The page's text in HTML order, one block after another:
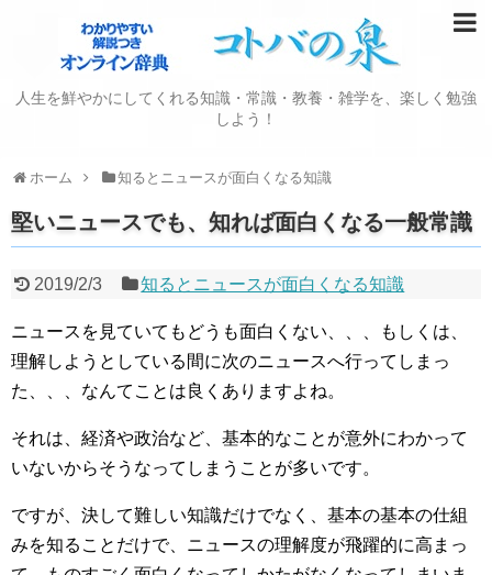
人生を鮮やかにしてくれる知識・常識・教養・雑学を、楽しく勉強
しよう！
ホーム 知るとニュースが面白くなる知識
堅いニュースでも、知れば面白くなる一般常識
2019/2/3 知るとニュースが面白くなる知識
ニュースを見ていてもどうも面白くない、、、もしくは、
理解しようとしている間に次のニュースへ行ってしまっ
た、、、なんてことは良くありますよね。
それは、経済や政治など、基本的なことが意外にわかって
いないからそうなってしまうことが多いです。
ですが、決して難しい知識だけでなく、基本の基本の仕組
みを知ることだけで、ニュースの理解度が飛躍的に高まっ